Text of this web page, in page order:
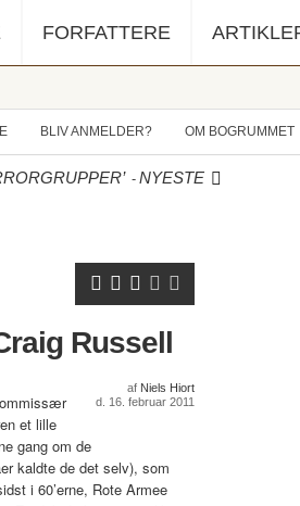
FORFATTERE
BLIV ANMELDER? OM BOGRUMMET
-NYESTE
Russell
af Niels Hiort
d. 16. februar 2011
et lille
gang om de
kaldte de det selv), som
i 60’erne, Rote Armee